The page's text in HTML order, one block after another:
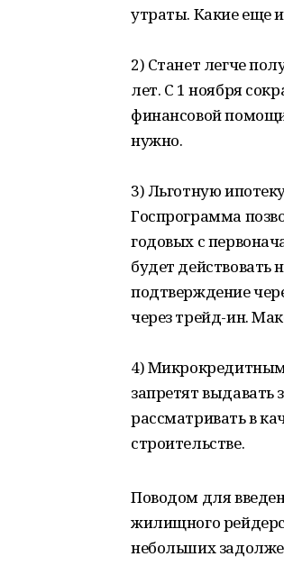
утраты. Какие еще
2) Станет легче
лет. С 1 ноября
финансовой
нужно.
3) Льготную
Госпрограмма
годовых с
будет действовать
подтверждение
через трейд-ин.
4)
запретят
рассматривать в
строительстве.
Поводом для
жилищного
небольших